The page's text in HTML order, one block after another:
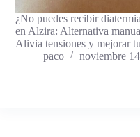
¿No puedes recibir
en Alzira: Alternativa
Alivia tensiones y mejorar
paco
noviembre